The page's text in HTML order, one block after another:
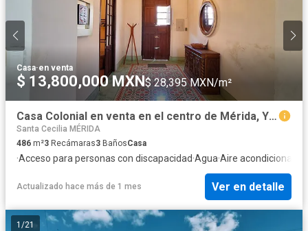
Casa·en venta
$ 13,800,000 MXN$ 28,395 MXN/m²
Casa Colonial en venta en el centro de Mérida, Yucatán
Santa Cecilia MÉRIDA
486 m²3 Recámaras3 BañosCasa
·Acceso para personas con discapacidad·Agua·Aire acondicionado
Actualizado hace más de 1 mes Ver en detalle
1 /21